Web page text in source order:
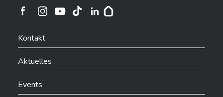
Ville de Differdange sur Instagram
Kontakt
Aktuelles
Events